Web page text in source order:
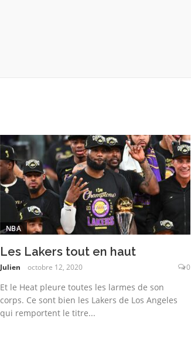
NBA
Les Lakers tout en haut
Julien octobre 12, 2020 0
Et le Heat pleure toutes les larmes de son
corps. Ce sont bien les Lakers de Los Angeles
qui remportent le titre...